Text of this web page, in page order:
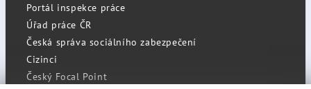
Portál inspekce práce
Úřad práce ČR
Česká správa sociálního zabezpečení
Cizinci
Český Focal Point